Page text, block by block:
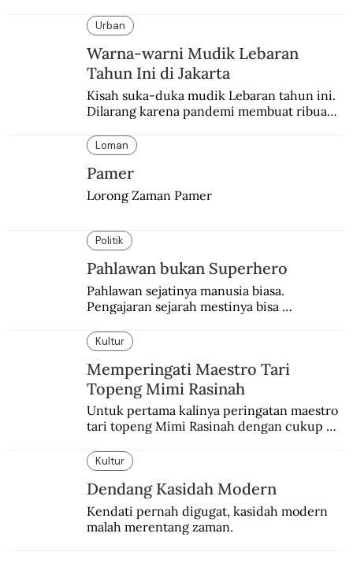
Urban
Warna-warni Mudik Lebaran
Tahun Ini di Jakarta
Kisah suka-duka mudik Lebaran tahun ini.
Dilarang karena pandemi membuat ribuan
kampung lebih awal.
Loman
Pamer
Lorong Zaman Pamer
Politik
Pahlawan bukan Superhero
Pahlawan sejatinya manusia biasa.
Pengajaran sejarah mestinya bisa
Kultur
Memperingati Maestro Tari
Topeng Mimi Rasinah
Untuk pertama kalinya peringatan maestro
tari topeng Mimi Rasinah dengan cukup
internasional.
Kultur
Dendang Kasidah Modern
Kendati pernah digugat, kasidah modern
malah merentang zaman.